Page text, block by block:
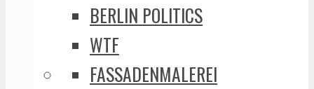
BERLIN POLITICS
WTF
FASSADENMALEREI